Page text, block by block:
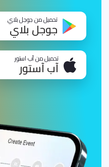
تحميل من جوجل بلاي
جوجل بلاي
تحميل من آب استور
آب آستور